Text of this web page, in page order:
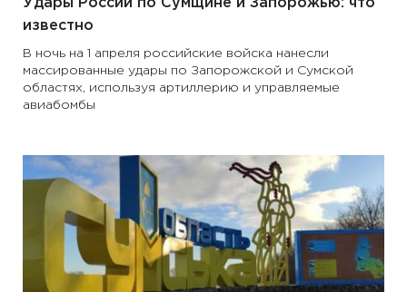
Удары России по Сумщине и Запорожью: что
известно
В ночь на 1 апреля российские войска нанесли
массированные удары по Запорожской и Сумской
областях, используя артиллерию и управляемые
авиабомбы